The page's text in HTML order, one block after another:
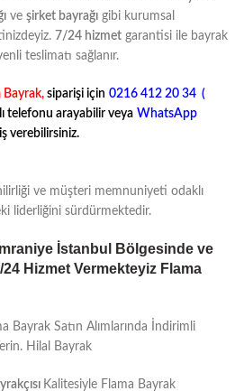
ve şirket bayrağı gibi kurumsal
7/24 hizmet garantisi ile bayrak
teslimatı sağlanır.
Bayrak, siparişi için 0216 412 20 34 (
telefonu arayabilir veya WhatsApp
verebilirsiniz.
ve müşteri memnuniyeti odaklı
liderliğini sürdürmektedir.
İstanbul Bölgesinde ve
Hizmet Vermekteyiz Flama
Bayrak Satın Alımlarında İndirimli
Hilal Bayrak
Kalitesiyle Flama Bayrak